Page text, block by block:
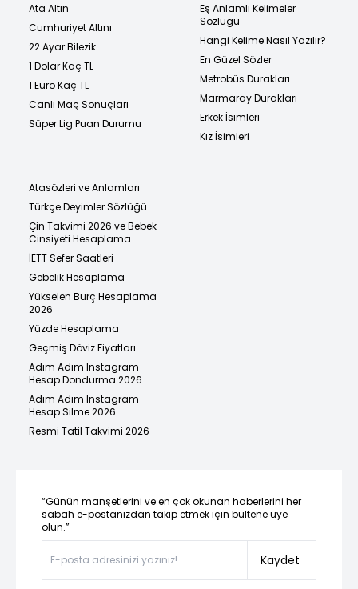
Ata Altın
Cumhuriyet Altını
22 Ayar Bilezik
1 Dolar Kaç TL
1 Euro Kaç TL
Canlı Maç Sonuçları
Süper Lig Puan Durumu
Eş Anlamlı Kelimeler
Sözlüğü
Hangi Kelime Nasıl Yazılır?
En Güzel Sözler
Metrobüs Durakları
Marmaray Durakları
Erkek İsimleri
Kız İsimleri
Atasözleri ve Anlamları
Türkçe Deyimler Sözlüğü
Çin Takvimi 2026 ve Bebek
Cinsiyeti Hesaplama
İETT Sefer Saatleri
Gebelik Hesaplama
Yükselen Burç Hesaplama
2026
Yüzde Hesaplama
Geçmiş Döviz Fiyatları
Adım Adım Instagram
Hesap Dondurma 2026
Adım Adım Instagram
Hesap Silme 2026
Resmi Tatil Takvimi 2026
“Günün manşetlerini ve en çok okunan haberlerini her
sabah e-postanızdan takip etmek için bültene üye
olun.”
Kaydet